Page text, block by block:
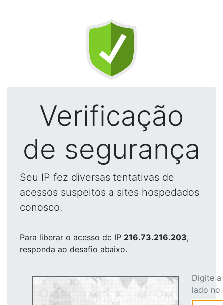
Verificação
de segurança
Seu IP fez diversas tentativas de
acessos suspeitos a sites hospedados
conosco.
Para liberar o acesso do IP 216.73.216.203,
responda ao desafio abaixo.
Digite
lado no